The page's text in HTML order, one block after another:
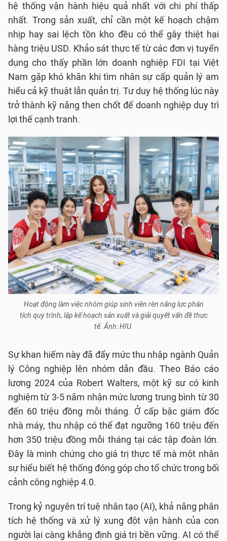
hệ thống vận hành hiệu quả nhất với chi phí thấp
nhất. Trong sản xuất, chỉ cần một kế hoạch chậm
nhịp hay sai lệch tồn kho đều có thể gây thiệt hại
hàng triệu USD. Khảo sát thực tế từ các đơn vị tuyển
dụng cho thấy phần lớn doanh nghiệp FDI tại Việt
Nam gặp khó khăn khi tìm nhân sự cấp quản lý am
hiểu cả kỹ thuật lẫn quản trị. Tư duy hệ thống lúc này
trở thành kỹ năng then chốt để doanh nghiệp duy trì
lợi thế cạnh tranh.
Hoạt động làm việc nhóm giúp sinh viên rèn năng lực phân
tích quy trình, lập kế hoạch sản xuất và giải quyết vấn đề thực
tế. Ảnh: HIU.
Sự khan hiếm này đã đẩy mức thu nhập ngành Quản
lý Công nghiệp lên nhóm dẫn đầu. Theo Báo cáo
lương 2024 của Robert Walters, một kỹ sư có kinh
nghiệm từ 3-5 năm nhận mức lương trung bình từ 30
đến 60 triệu đồng mỗi tháng. Ở cấp bậc giám đốc
nhà máy, thu nhập có thể đạt ngưỡng 160 triệu đến
hơn 350 triệu đồng mỗi tháng tại các tập đoàn lớn.
Đây là minh chứng cho giá trị thực tế mà một nhân
sự hiểu biết hệ thống đóng góp cho tổ chức trong bối
cảnh công nghiệp 4.0.
Trong kỷ nguyên trí tuệ nhân tạo (AI), khả năng phân
tích hệ thống và xử lý xung đột vận hành của con
người lại càng khẳng định giá trị bền vững. AI có thể